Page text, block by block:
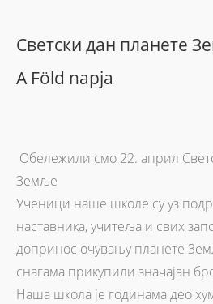
Светски дан планете
A Föld napja
Обележили смо 22. април
Земље
Ученици наше школе су уз
наставника, учитеља и свих
допринос очувању планете
снагама прикупили значајан
Наша школа је годинама део